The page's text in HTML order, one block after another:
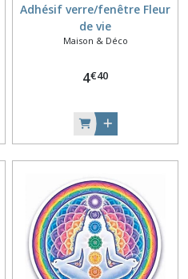
Adhésif verre/fenêtre Fleur
de vie
Maison & Déco
4€40